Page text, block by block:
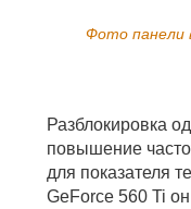
Фото панели
Разблокировка
повышение
для показателя
GeForce 560 Ti